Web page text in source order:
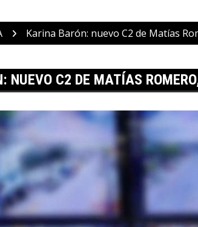
Karina Barón: nuevo C2 de Matías
NUEVO C2 DE MATÍAS